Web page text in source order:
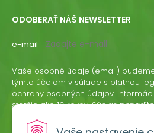
ODOBERAŤ NÁŠ NEWSLETTER
e-mail
Vaše osobné údaje (email)
týmto účelom v súlade s platnou
ochrany osobných údajov.
staršie ako 16 rokov. Súhlas
odvolať písomne, emailom alebo